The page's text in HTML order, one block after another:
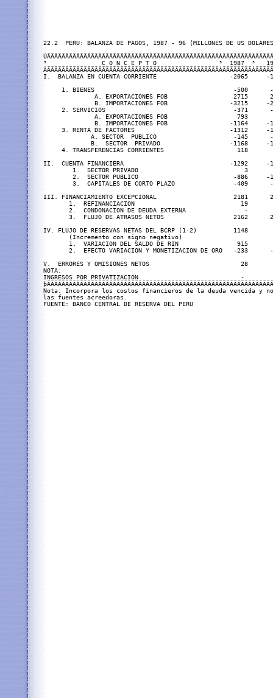
22.2  PERU: BALANZA DE PAGOS, 1987 - 96 (MILLONES DE US
³               C O N C E P T O                 ³  1987  ³
I.  BALANZA EN CUENTA CORRIENTE                    -
1. BIENES                                      -500
A. EXPORTACIONES FOB                  2715
B. IMPORTACIONES FOB                 -3215
2. SERVICIOS                                   -371
A. EXPORTACIONES FOB                   793
B. IMPORTACIONES FOB                 -1164
3. RENTA DE FACTORES                          -1312
A. SECTOR  PUBLICO                     -145
B.  SECTOR  PRIVADO                   -1168
4. TRANSFERENCIAS CORRIENTES                    118
II.  CUENTA FINANCIERA                             -
1.  SECTOR PRIVADO                             3
2.  SECTOR PUBLICO                          -886
3.  CAPITALES DE CORTO PLAZO                -409
III. FINANCIAMIENTO EXCEPCIONAL
1.  REFINANCIACION                             19
2.  CONDONACION DE DEUDA EXTERNA                -
3.  FLUJO DE ATRASOS NETOS                   2162
IV. FLUJO DE RESERVAS NETAS DEL BCRP (1-2)
       (Incremento con signo negativo)
1.  VARIACION DEL SALDO DE RIN                915
2.  EFECTO VARIACION Y MONETIZACION DE ORO   -233
V.  ERRORES Y OMISIONES NETOS
NOTA:
INGRESOS POR PRIVATIZACION
Nota: Incorpora los costos financieros de la deuda vencida y no
las fuentes acreedoras.
FUENTE: BANCO CENTRAL DE RESERVA DEL PERU